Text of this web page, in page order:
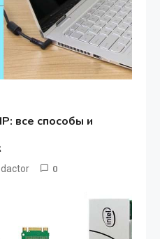
все способы и
0